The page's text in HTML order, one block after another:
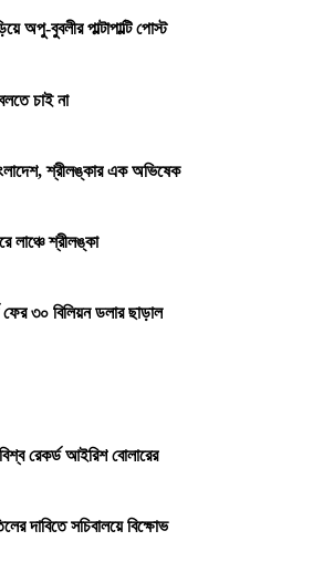
অপু-বুবলীর পাল্টাপাল্টি পোস্ট
চাই না
শ্রীলঙ্কার এক অভিষেক
লাঞ্চে শ্রীলঙ্কা
ফের ৩০ বিলিয়ন ডলার ছাড়াল
রেকর্ড আইরিশ বোলারের
দাবিতে সচিবালয়ে বিক্ষোভ